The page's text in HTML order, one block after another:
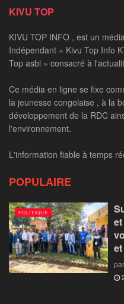
KIVU TOP
KIVU TOP INFO , est un
Indépendant « Kivu Top Info
Top asbl » consacré à
Ce média en ligne se fixe
la jeunesse congolaise , à la
développement de la RDC
l'environnement.
L'information fiable à temps
POPULAIRE
POLITIQUE
par